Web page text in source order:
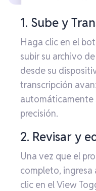
1. Sube y
Haga clic en el
subir su archivo
desde su
transcripción
automáticamente
precisión.
2. Revisar y
Una vez que el
completo, ingresa
clic en el View